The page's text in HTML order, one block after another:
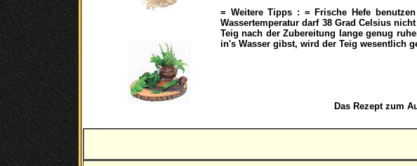
= Weitere Tipps : = Frische Hefe
Wassertemperatur darf 38 Grad Celsius
Teig nach der Zubereitung lange genug
in's Wasser gibst, wird der Teig wesentlich
Das Rezept zum